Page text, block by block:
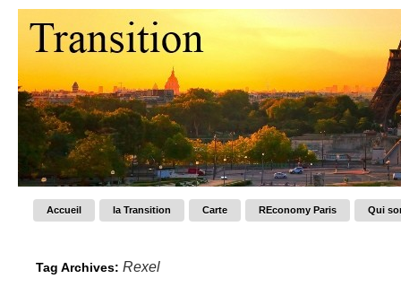
Accueil la Transition Carte REconomy Paris Qui
Tag Archives: Rexel